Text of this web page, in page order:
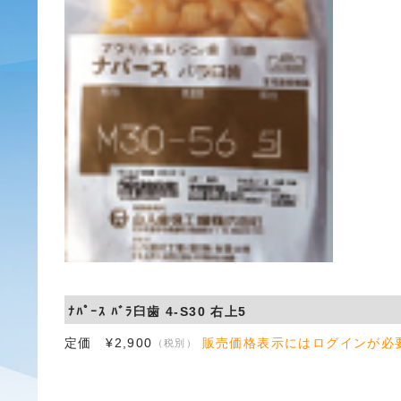
ﾅﾊﾟｰｽ ﾊﾞﾗ臼歯 4-S30 右上5
定価 ¥2,900 （税別） 販売価格表示にはログインが必